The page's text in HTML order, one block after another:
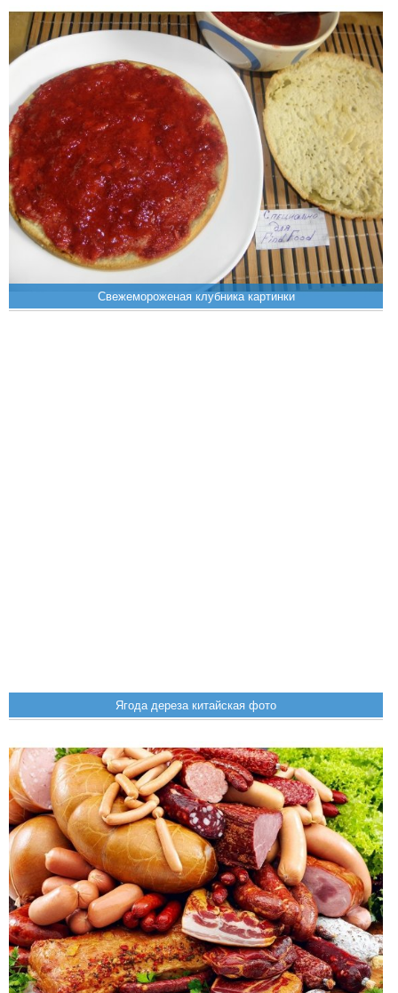
Свежемороженая клубника картинки
Ягода дереза китайская фото